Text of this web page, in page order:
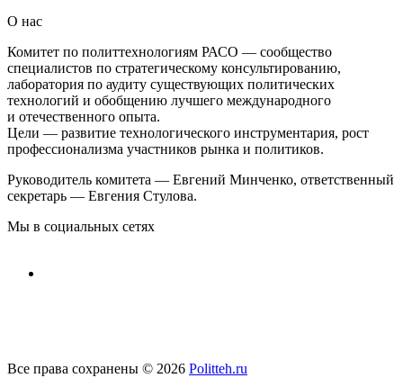
О нас
Комитет по политтехнологиям РАСО — сообщество
специалистов по стратегическому консультированию,
лаборатория по аудиту существующих политических
технологий и обобщению лучшего международного
и отечественного опыта.
Цели — развитие технологического инструментария, рост
профессионализма участников рынка и политиков.
Руководитель комитета — Евгений Минченко, ответственный
секретарь — Евгения Стулова.
Мы в социальных сетях
Все права сохранены © 2026 Politteh.ru